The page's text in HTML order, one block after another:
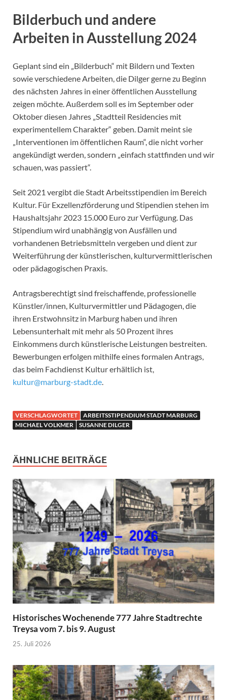
Bilderbuch und andere
Arbeiten in Ausstellung 2024
Geplant sind ein „Bilderbuch“ mit Bildern und Texten
sowie verschiedene Arbeiten, die Dilger gerne zu Beginn
des nächsten Jahres in einer öffentlichen Ausstellung
zeigen möchte. Außerdem soll es im September oder
Oktober diesen Jahres „Stadtteil Residencies mit
experimentellem Charakter“ geben. Damit meint sie
„Interventionen im öffentlichen Raum“, die nicht vorher
angekündigt werden, sondern „einfach stattfinden und wir
schauen, was passiert“.
Seit 2021 vergibt die Stadt Arbeitsstipendien im Bereich
Kultur. Für Exzellenzförderung und Stipendien stehen im
Haushaltsjahr 2023 15.000 Euro zur Verfügung. Das
Stipendium wird unabhängig von Ausfällen und
vorhandenen Betriebsmitteln vergeben und dient zur
Weiterführung der künstlerischen, kulturvermittlerischen
oder pädagogischen Praxis.
Antragsberechtigt sind freischaffende, professionelle
Künstler/innen, Kulturvermittler und Pädagogen, die
ihren Erstwohnsitz in Marburg haben und ihren
Lebensunterhalt mit mehr als 50 Prozent ihres
Einkommens durch künstlerische Leistungen bestreiten.
Bewerbungen erfolgen mithilfe eines formalen Antrags,
das beim Fachdienst Kultur erhältlich ist,
kultur@marburg-stadt.de.
VERSCHLAGWORTET
ARBEITSSTIPENDIUM STADT MARBURG
MICHAEL VOLKMER
SUSANNE DILGER
ÄHNLICHE BEITRÄGE
Historisches Wochenende 777 Jahre Stadtrechte
Treysa vom 7. bis 9. August
25. Juli 2026